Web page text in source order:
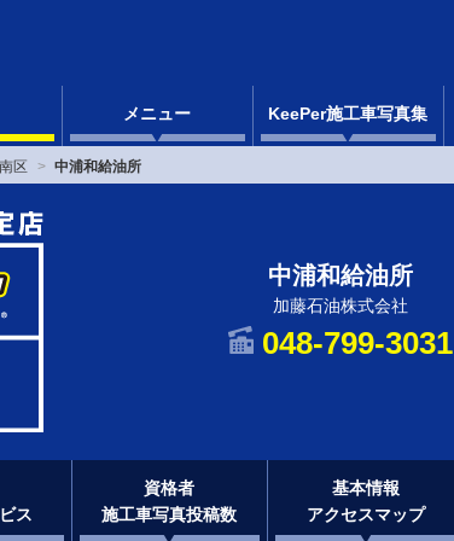
メニュー KeePer施工車写真集
区 中浦和給油所
中浦和給油所
加藤石油株式会社
048-799-3031
ス
資格者
施工車写真投稿数
基本情報
アクセスマップ